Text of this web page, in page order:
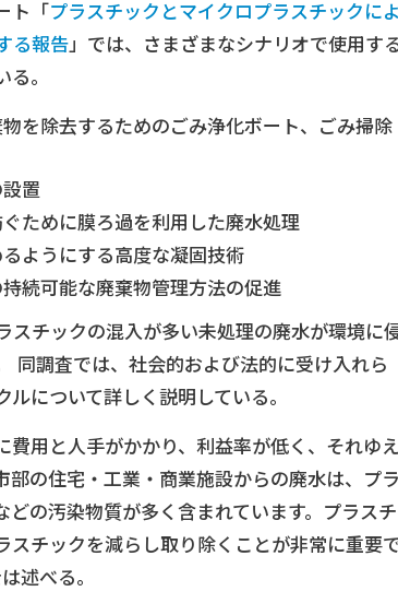
ト「 プラスチックとマイクロプラスチックによ
る報告」では、さまざまなシナリオで使用す
。
を除去するためのごみ浄化ボート、ごみ掃除
置
ために膜ろ過を利用した廃水処理
ようにする高度な凝固技術
続可能な廃棄物管理方法の促進
スチックの混入が多い未処理の廃水が環境に
同調査では、社会的および法的に受け入れら
について詳しく説明している。
費用と人手がかかり、利益率が低く、それゆえ
の住宅・工業・商業施設からの廃水は、プラ
の汚染物質が多く含まれています。プラスチ
スチックを減らし取り除くことが非常に重要
述べる。